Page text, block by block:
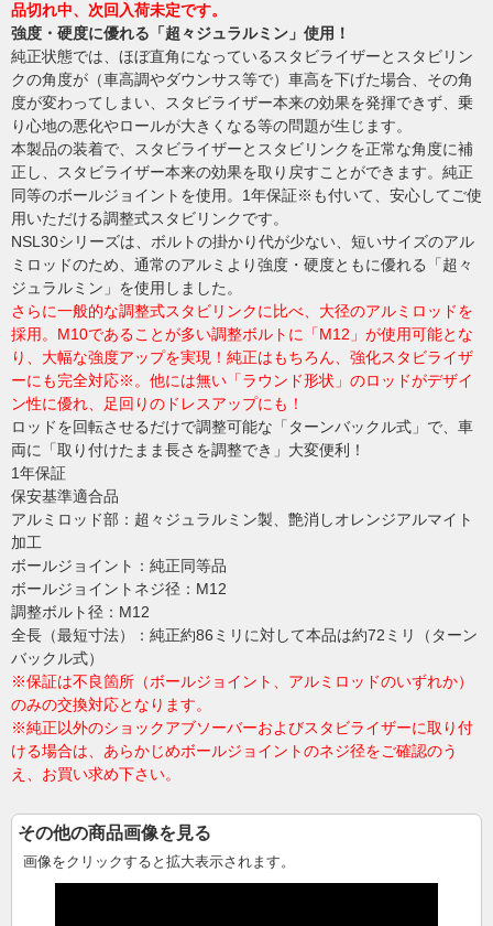
品切れ中、次回入荷未定です。
強度・硬度に優れる「超々ジュラルミン」使用！
純正状態では、ほぼ直角になっているスタビライザーとスタビリン
クの角度が（車高調やダウンサス等で）車高を下げた場合、その角
度が変わってしまい、スタビライザー本来の効果を発揮できず、乗
り心地の悪化やロールが大きくなる等の問題が生じます。
本製品の装着で、スタビライザーとスタビリンクを正常な角度に補
正し、スタビライザー本来の効果を取り戻すことができます。純正
同等のボールジョイントを使用。1年保証※も付いて、安心してご使
用いただける調整式スタビリンクです。
NSL30シリーズは、ボルトの掛かり代が少ない、短いサイズのアル
ミロッドのため、通常のアルミより強度・硬度ともに優れる「超々
ジュラルミン」を使用しました。
さらに一般的な調整式スタビリンクに比べ、大径のアルミロッドを
採用。M10であることが多い調整ボルトに「M12」が使用可能とな
り、大幅な強度アップを実現！純正はもちろん、強化スタビライザ
ーにも完全対応※。他には無い「ラウンド形状」のロッドがデザイ
ン性に優れ、足回りのドレスアップにも！
ロッドを回転させるだけで調整可能な「ターンバックル式」で、車
両に「取り付けたまま長さを調整でき」大変便利！
1年保証
保安基準適合品
アルミロッド部：超々ジュラルミン製、艶消しオレンジアルマイト
加工
ボールジョイント：純正同等品
ボールジョイントネジ径：M12
調整ボルト径：M12
全長（最短寸法）：純正約86ミリに対して本品は約72ミリ（ターン
バックル式）
※保証は不良箇所（ボールジョイント、アルミロッドのいずれか）
のみの交換対応となります。
※純正以外のショックアブソーバーおよびスタビライザーに取り付
ける場合は、あらかじめボールジョイントのネジ径をご確認のう
え、お買い求め下さい。
その他の商品画像を見る
画像をクリックすると拡大表示されます。